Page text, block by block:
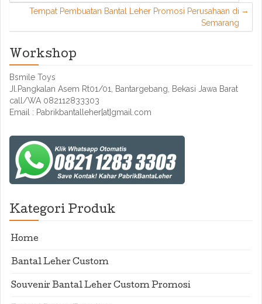
Tempat Pembuatan Bantal Leher Promosi Perusahaan di
Semarang
Workshop
Bsmile Toys
Jl.Pangkalan Asem Rt01/01, Bantargebang, Bekasi Jawa Barat
call/WA 082112833303
Email : Pabrikbantalleher[at]gmail.com
Kategori Produk
Home
Bantal Leher Custom
Souvenir Bantal Leher Custom Promosi